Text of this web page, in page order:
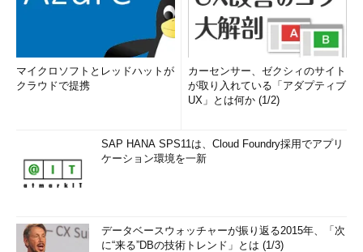
マイクロソフトとレッドハットが
クラウドで提携
カーセンサー、ゼクシィのサイト
が取り入れている「アダプティブ
UX」とは何か (1/2)
SAP HANA SPS11は、Cloud Foundry採用でアプリ
ケーション環境を一新
データベースウォッチャーが振り返る2015年、「次
に“来る”DBの技術トレンド」とは (1/3)